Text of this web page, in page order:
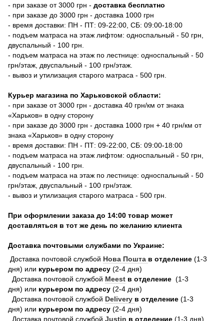
- при заказе от 3000 грн - доставка бесплатно
- при заказе до 3000 грн - доставка 1000 грн
- время доставки: ПН - ПТ: 09-22:00, СБ: 09:00-18:00
- подъем матраса на этаж лифтом: односпальный - 50 грн,
двуспальный - 100 грн.
- подъем матраса на этаж по лестнице: односпальный - 50
грн/этаж, двуспальный - 100 грн/этаж.
- вывоз и утилизация старого матраса - 500 грн.
Курьер магазина по Харьковской области:
- при заказе от 3000 грн - доставка 40 грн/км от знака
«Харьков» в одну сторону
- при заказе до 3000 грн - доставка 1000 грн + 40 грн/км от
знака «Харьков» в одну сторону
- время доставки: ПН - ПТ: 09-22:00, СБ: 09:00-18:00
- подъем матраса на этаж лифтом: односпальный - 50 грн,
двуспальный - 100 грн.
- подъем матраса на этаж по лестнице: односпальный - 50
грн/этаж, двуспальный - 100 грн/этаж.
- вывоз и утилизация старого матраса - 500 грн.
При оформлении заказа до 14:00 товар может
доставляться в тот же день по желанию клиента
Доставка почтовыми службами по Украине:
Доставка почтовой службой Нова Пошта в отделение (1-3
дня) или курьером по адресу (2-4 дня)
Доставка почтовой службой Meest в отделение (1-3
дня) или курьером по адресу (2-4 дня)
Доставка почтовой службой Delivery в отделение (1-3
дня) или курьером по адресу (2-4 дня)
Доставка почтовой службой Justin в отделение (1-3 дня)